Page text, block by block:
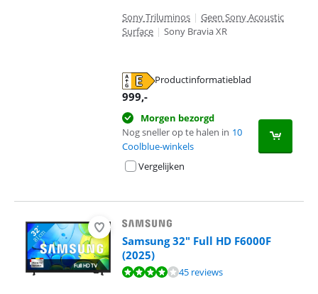
Sony Triluminos | Geen Sony Acoustic
Surface | Sony Bravia XR
Productinformatieblad
999,-
Morgen bezorgd
Nog sneller op te halen in 10
Coolblue-winkels
Vergelijken
Samsung 32" Full HD F6000F
(2025)
Beoordeling is 7,8 van de 10, gebaseerd op 45 reviews.
45 reviews